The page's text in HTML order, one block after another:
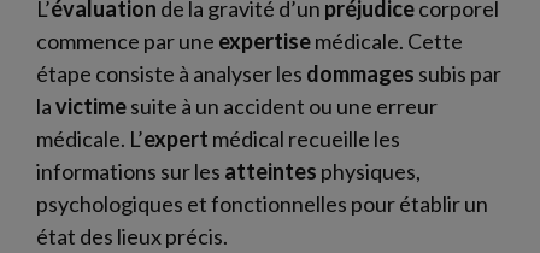
L’évaluation de la gravité d’un préjudicecorporel
commence par une expertisemédicale. Cette
étape consiste à analyser les dommages subis par
lavictimesuite à un accident ou une erreur
médicale. L’expert médical recueille les
informations sur les atteintes physiques,
psychologiques et fonctionnelles pour établir un
état des lieux précis.